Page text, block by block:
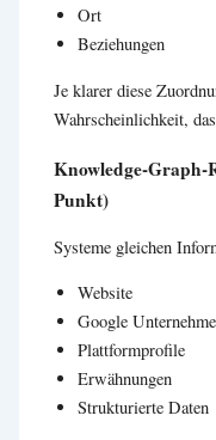
Ort
Beziehungen
Je klarer diese
Wahrscheinlichkeit,
Knowledge-
Punkt)
Systeme gleichen
Website
Google
Plattformprofile
Erwähnungen
Strukturierte Daten